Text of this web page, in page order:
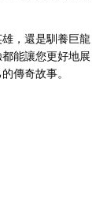
，還是馴養巨龍
能讓您更好地展
傳奇故事。